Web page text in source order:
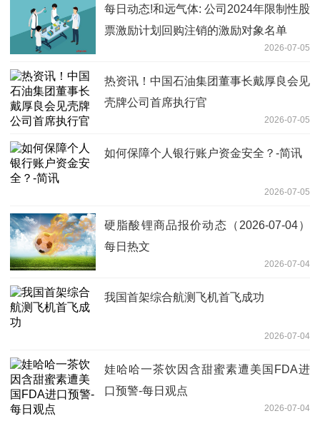
每日动态!和远气体: 公司2024年限制性股
票激励计划回购注销的激励对象名单
2026-07-05
热资讯！中国石油集团董事长戴厚良会见
壳牌公司首席执行官
2026-07-05
如何保障个人银行账户资金安全？-简讯
2026-07-05
硬脂酸锂商品报价动态（2026-07-04）
每日热文
2026-07-04
我国首架综合航测飞机首飞成功
2026-07-04
娃哈哈一茶饮因含甜蜜素遭美国FDA进
口预警-每日观点
2026-07-04